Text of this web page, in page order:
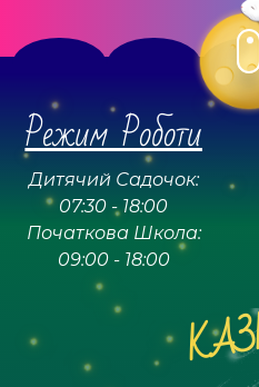
Режим Роботи
Дитячий Садочок:
07:30 - 18:00
Початкова Школа:
09:00 - 18:00